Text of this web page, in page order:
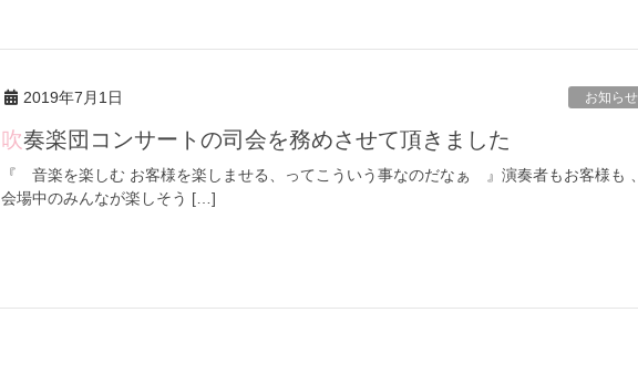
2019年7月1日 お知らせ
吹奏楽団コンサートの司会を務めさせて頂きました
『 音楽を楽しむ お客様を楽しませる、ってこういう事なのだなぁ 』演奏者もお客様も 、
会場中のみんなが楽しそう […]